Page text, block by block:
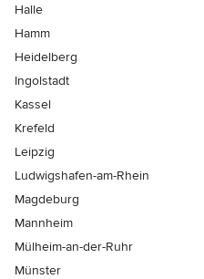
Halle
Hamm
Heidelberg
Ingolstadt
Kassel
Krefeld
Leipzig
Ludwigshafen-am-Rhein
Magdeburg
Mannheim
Mülheim-an-der-Ruhr
Münster